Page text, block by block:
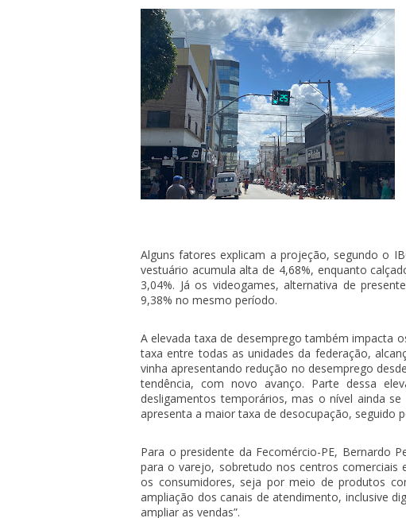
Alguns fatores explicam a projeção, segundo o
vestuário acumula alta de 4,68%, enquanto
3,04%. Já os videogames, alternativa de
9,38% no mesmo período.
A elevada taxa de desemprego também impacta
taxa entre todas as unidades da federação,
vinha apresentando redução no desemprego
tendência, com novo avanço. Parte dessa
desligamentos temporários, mas o nível ainda
apresenta a maior taxa de desocupação, seguido
Para o presidente da Fecomércio-PE, Bernardo
para o varejo, sobretudo nos centros
os consumidores, seja por meio de produtos
ampliação dos canais de atendimento, inclusive
ampliar as vendas”.